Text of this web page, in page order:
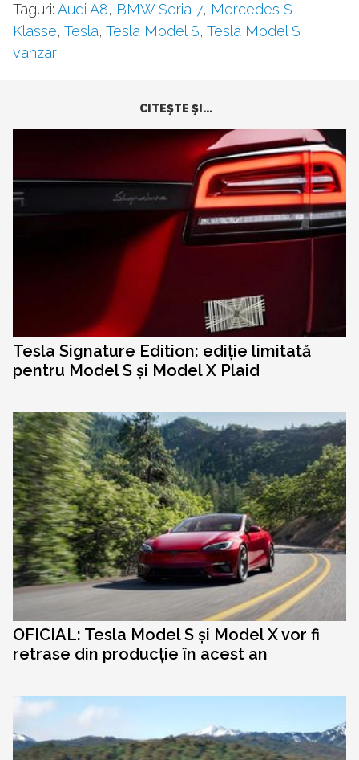
Taguri: Audi A8, BMW Seria 7, Mercedes S-
Klasse, Tesla, Tesla Model S, Tesla Model S
vanzari
CITEŞTE ŞI...
Tesla Signature Edition: ediție limitată
pentru Model S și Model X Plaid
OFICIAL: Tesla Model S și Model X vor fi
retrase din producție în acest an